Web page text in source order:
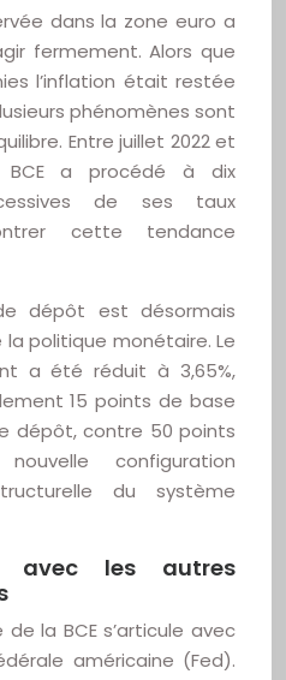
dans la zone euro a
fermement. Alors que
l’inflation était restée
phénomènes sont
Entre juillet 2022 et
BCE a procédé à dix
de ses taux
cette tendance
dépôt est désormais
politique monétaire. Le
a été réduit à 3,65%,
15 points de base
dépôt, contre 50 points
configuration
du système
avec les autres
la BCE s’articule avec
américaine (Fed).